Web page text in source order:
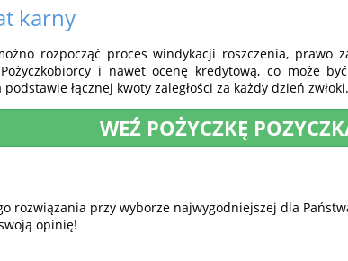
karny
rozpocząć proces windykacji roszczenia, prawo
i nawet ocenę kredytową, co może
łącznej kwoty zaległości za każdy dzień zwłoki.
WEŹ POŻYCZKĘ
rozwiązania przy wyborze najwygodniejszej dla
opinię!